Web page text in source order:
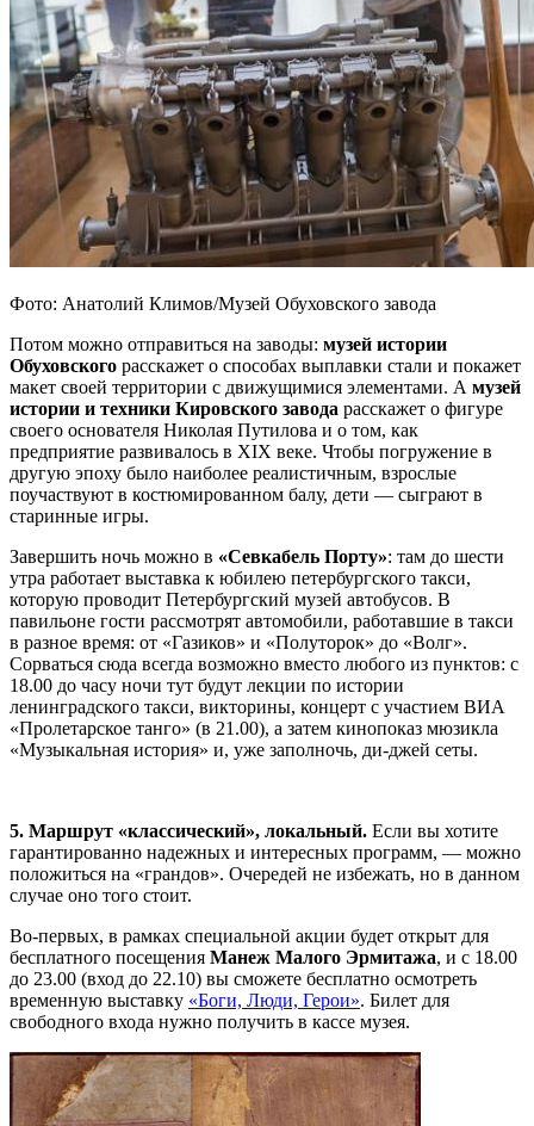
Фото: Анатолий Климов/Музей Обуховского завода
Потом можно отправиться на заводы: музей истории
Обуховского расскажет о способах выплавки стали и покажет
макет своей территории с движущимися элементами. А музей
истории и техники Кировского завода расскажет о фигуре
своего основателя Николая Путилова и о том, как
предприятие развивалось в XIX веке. Чтобы погружение в
другую эпоху было наиболее реалистичным, взрослые
поучаствуют в костюмированном балу, дети — сыграют в
старинные игры.
Завершить ночь можно в «Севкабель Порту»: там до шести
утра работает выставка к юбилею петербургского такси,
которую проводит Петербургский музей автобусов. В
павильоне гости рассмотрят автомобили, работавшие в такси
в разное время: от «Газиков» и «Полуторок» до «Волг».
Сорваться сюда всегда возможно вместо любого из пунктов: с
18.00 до часу ночи тут будут лекции по истории
ленинградского такси, викторины, концерт с участием ВИА
«Пролетарское танго» (в 21.00), а затем кинопоказ мюзикла
«Музыкальная история» и, уже заполночь, ди-джей сеты.
5. Маршрут «классический», локальный. Если вы хотите
гарантированно надежных и интересных программ, — можно
положиться на «грандов». Очередей не избежать, но в данном
случае оно того стоит.
Во-первых, в рамках специальной акции будет открыт для
бесплатного посещения Манеж Малого Эрмитажа, и с 18.00
до 23.00 (вход до 22.10) вы сможете бесплатно осмотреть
временную выставку «Боги, Люди, Герои». Билет для
свободного входа нужно получить в кассе музея.